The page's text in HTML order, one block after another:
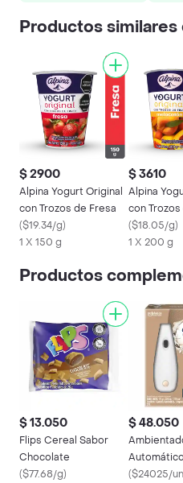
Productos similares
$ 2900
Alpina Yogurt Original
con Trozos de Fresa
($19.34/g)
1 X 150 g
$ 3610
Alpina
con
Sabor a
($18.05/g)
1 X 200 g
Productos
$ 13.050
Flips Cereal Sabor
Chocolate
($77.68/g)
$ 48.050
Aerosol
($24025/